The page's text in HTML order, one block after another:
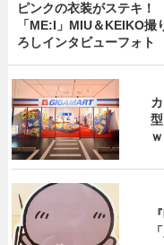
ピンクの衣装がステキ！
「ME:I」MIU＆KEIKO撮
ろしインタビューフォト
ｗ